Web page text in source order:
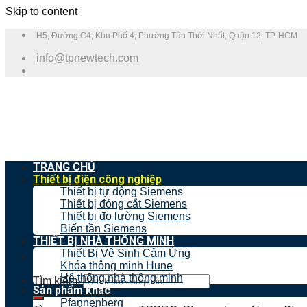
Skip to content
H5, Đường C4, Khu Phố 4, Phường Tân Thới Nhất, Quận 12, TP. HCM
info@tpnewtech.com
Tìm kiếm:
TRANG CHỦ
Thiết bị điện công nghiệp
Thiết bị tự động Siemens
Thiết bị đóng cắt Siemens
Thiết bị đo lường Siemens
Biến tần Siemens
THIẾT BỊ NHÀ THÔNG MINH
Thiết Bị Vệ Sinh Cảm Ứng
Khóa thông minh Hune
Hệ thống nhà thông minh
Sản phẩm khác
Pfannenberg